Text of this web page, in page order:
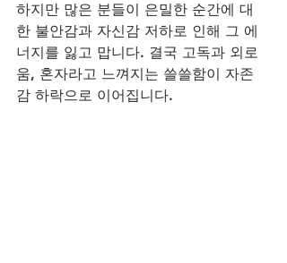
하지만 많은 분들이 은밀한 순간에 대
한 불안감과 자신감 저하로 인해 그 에
너지를 잃고 맙니다. 결국 고독과 외로
움, 혼자라고 느껴지는 쓸쓸함이 자존
감 하락으로 이어집니다.